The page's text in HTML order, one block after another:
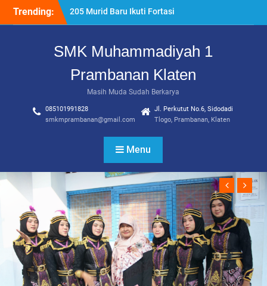
Trending:
205 Murid Baru Ikuti Fortasi
dan MPLS, SMK
Prambanan Klaten Perkuat
Anak
dalam Mencetak Lulusan
Kompeten dan Siap Kerja
“Pesantren Ramadan”
Sebagai Momentum
Bermuhasabah dan
Perbaikan Diri
SMK Muhammadiyah 1
Prambanan Klaten
Masih Muda Sudah Berkarya
085101991828
smkmprambanan@gmail.com
Jl. Perkutut No.6, Sidodadi
Tlogo, Prambanan, Klaten
Menu
Previous
Next